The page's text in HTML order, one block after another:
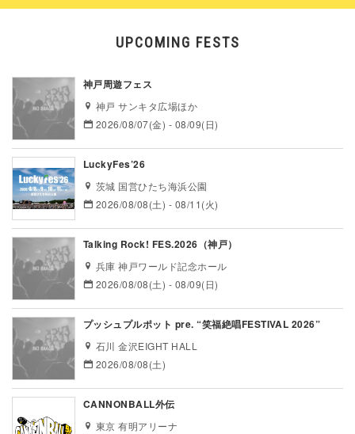
UPCOMING FESTS
神戸周遊フェス
神戸 サンキタ広場ほか
2026/08/07(金) - 08/09(日)
LuckyFes’26
茨城 国営ひたち海浜公園
2026/08/08(土) - 08/11(火)
Talking Rock! FES.2026（神戸）
兵庫 神戸ワールド記念ホール
2026/08/08(土) - 08/09(日)
プッシュプルポット pre. “笑福絶唱FESTIVAL 2026”
石川 金沢EIGHT HALL
2026/08/08(土)
CANNONBALL外伝
東京 有明アリーナ